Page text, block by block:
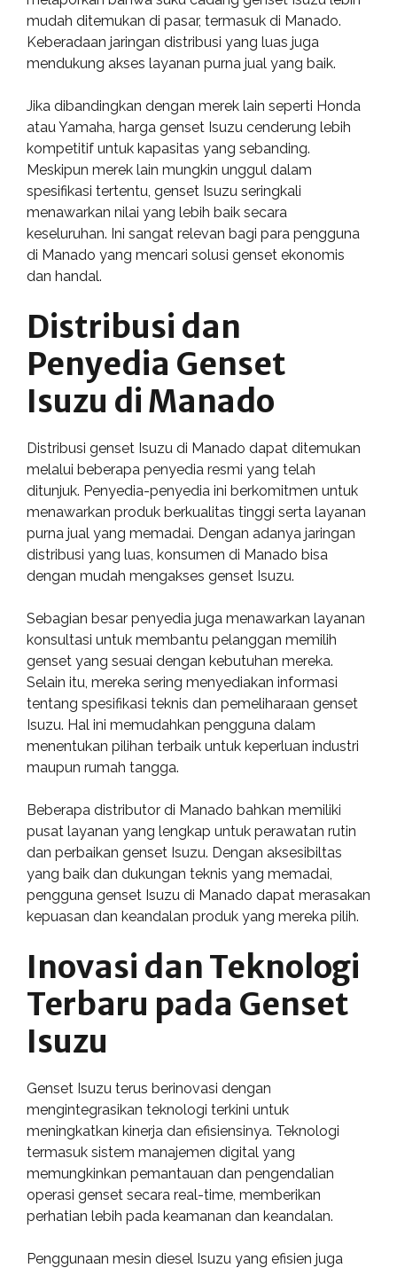
mudah ditemukan di pasar, termasuk di Manado.
Keberadaan jaringan distribusi yang luas juga
mendukung akses layanan purna jual yang baik.
Jika dibandingkan dengan merek lain seperti Honda
atau Yamaha, harga genset Isuzu cenderung lebih
kompetitif untuk kapasitas yang sebanding.
Meskipun merek lain mungkin unggul dalam
spesifikasi tertentu, genset Isuzu seringkali
menawarkan nilai yang lebih baik secara
keseluruhan. Ini sangat relevan bagi para pengguna
di Manado yang mencari solusi genset ekonomis
dan handal.
Distribusi dan
Penyedia Genset
Isuzu di Manado
Distribusi genset Isuzu di Manado dapat ditemukan
melalui beberapa penyedia resmi yang telah
ditunjuk. Penyedia-penyedia ini berkomitmen untuk
menawarkan produk berkualitas tinggi serta layanan
purna jual yang memadai. Dengan adanya jaringan
distribusi yang luas, konsumen di Manado bisa
dengan mudah mengakses genset Isuzu.
Sebagian besar penyedia juga menawarkan layanan
konsultasi untuk membantu pelanggan memilih
genset yang sesuai dengan kebutuhan mereka.
Selain itu, mereka sering menyediakan informasi
tentang spesifikasi teknis dan pemeliharaan genset
Isuzu. Hal ini memudahkan pengguna dalam
menentukan pilihan terbaik untuk keperluan industri
maupun rumah tangga.
Beberapa distributor di Manado bahkan memiliki
pusat layanan yang lengkap untuk perawatan rutin
dan perbaikan genset Isuzu. Dengan aksesibiltas
yang baik dan dukungan teknis yang memadai,
pengguna genset Isuzu di Manado dapat merasakan
kepuasan dan keandalan produk yang mereka pilih.
Inovasi dan Teknologi
Terbaru pada Genset
Isuzu
Genset Isuzu terus berinovasi dengan
mengintegrasikan teknologi terkini untuk
meningkatkan kinerja dan efisiensinya. Teknologi
termasuk sistem manajemen digital yang
memungkinkan pemantauan dan pengendalian
operasi genset secara real-time, memberikan
perhatian lebih pada keamanan dan keandalan.
Penggunaan mesin diesel Isuzu yang efisien juga